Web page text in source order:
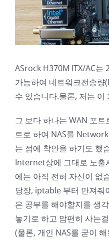
ASrock H370M ITX/AC는
가능하여 네트워크전송
수 있습니다.물론, 저는 이
그 보다 하나는 WAN 포
트로 하여 NAS를
는 점에 착안을 하기도 했
Internet상에 그대로 노출
에는 아직 전혀 자신이 없
당장, iptable 부터 만져줘
은 공부를 해야할지를 생
놓기로 하고 맘편히 사는
(물론, 개인 NAS를 굳이